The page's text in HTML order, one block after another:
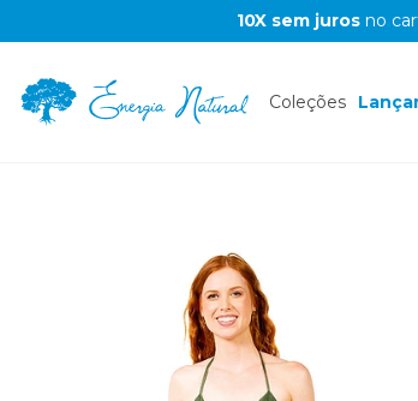
10X sem jurosno
Coleções